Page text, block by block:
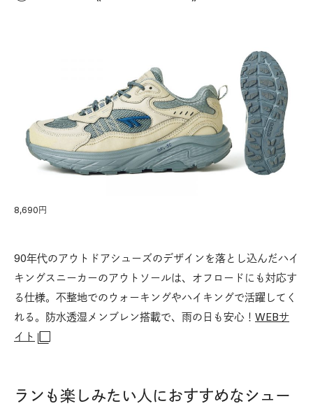
8,690円
90年代のアウトドアシューズのデザインを落とし込んだハイ
キングスニーカーのアウトソールは、オフロードにも対応す
る仕様。不整地でのウォーキングやハイキングで活躍してく
れる。防水透湿メンブレン搭載で、雨の日も安心！ WEBサ
イト
ランも楽しみたい人におすすめなシュー